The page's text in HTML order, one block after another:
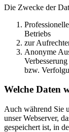
Die Zwecke der
Betriebs
zur
Anonyme
bzw.
Welche Daten
Auch während Sie
unser Webserver,
gespeichert ist, in